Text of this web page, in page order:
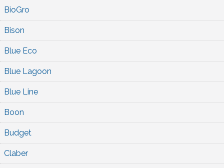
BioGro
Bison
Blue Eco
Blue Lagoon
Blue Line
Boon
Budget
Claber